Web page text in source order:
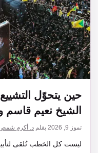
حين يتحوّل
الشيخ نعيم قاسم
تموز 9, 2026 بقلم د. أكرم
ليست كل الخطب تُلقى